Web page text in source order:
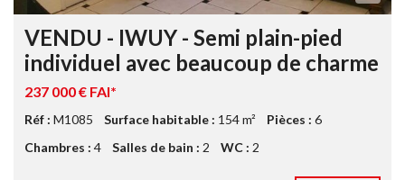
VENDU - IWUY - Semi plain-pied
individuel avec beaucoup de charme
237 000 € FAI*
Réf : M1085 Surface habitable : 154 m² Pièces : 6
Chambres : 4 Salles de bain : 2 WC : 2